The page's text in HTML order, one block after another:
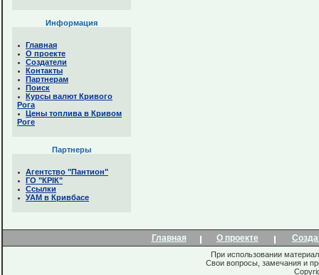
Информация
Главная
О проекте
Создатели
Контакты
Партнерам
Поиск
Курсы валют Кривого
Рога
Цены топлива в Кривом
Роге
Партнеры
Агентство "Пантион"
ГО "КРІК"
Ссылки
УАМ в Кривбасе
Главная О проекте
При использовании
Свои вопросы, замечания и